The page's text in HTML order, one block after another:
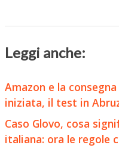
Leggi anche:
Amazon e la
iniziata, il test in
Caso Glovo, cosa
italiana: ora le regole